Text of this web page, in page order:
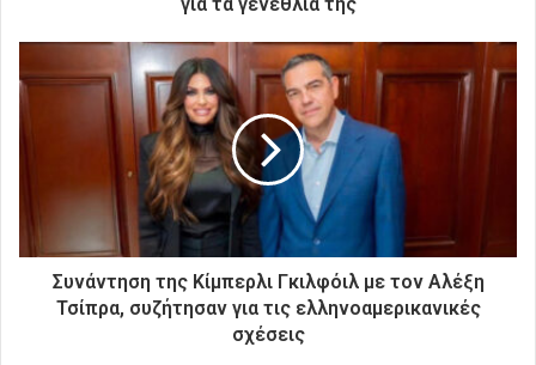
κ
ή
σ
για τα γενέθλιά της
Συνάντηση της Κίμπερλι Γκιλφόιλ με τον Αλέξη
Τσίπρα, συζήτησαν για τις ελληνοαμερικανικές
σχέσεις